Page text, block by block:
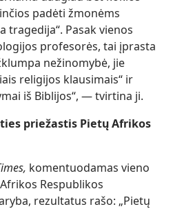
padėti žmonėms
tragedija“. Pasak vienos
profesorės, tai įprasta
nežinomybė, jie
religijos klausimais“ ir
iš Biblijos“, — tvirtina ji.
priežastis Pietų Afrikos
komentuodamas vieno
Respublikos
rezultatus rašo: „Pietų